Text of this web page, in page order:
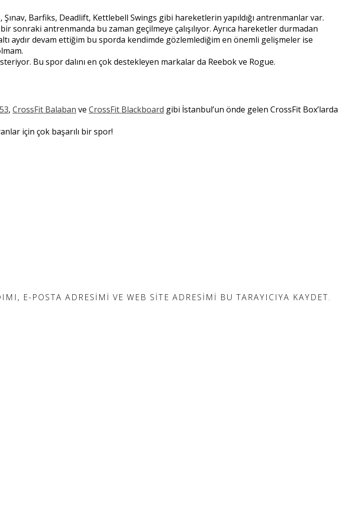
Barfiks, Deadlift, Kettlebell Swings gibi hareketlerin yapıldığı antrenmanlar var.
sonraki antrenmanda bu zaman geçilmeye çalışılıyor. Ayrıca hareketler durmadan
aydır devam ettiğim bu sporda kendimde gözlemlediğim en önemli gelişmeler ise
Bu spor dalını en çok destekleyen markalar da Reebok ve Rogue.
, CrossFit Balaban ve CrossFit Blackboard gibi İstanbul’un önde gelen CrossFit Box’larda
için çok başarılı bir spor!
E-POSTA ADRESIMI VE WEB SITE ADRESIMI BU TARAYICIYA KAYDET.